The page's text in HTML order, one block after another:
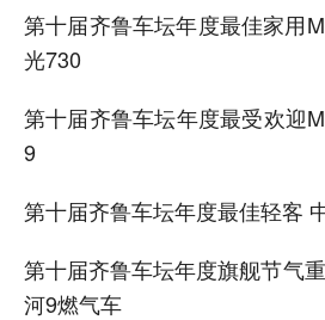
第十届齐鲁车坛年度最佳家用
光730
第十届齐鲁车坛年度最受欢迎
9
第十届齐鲁车坛年度最佳轻客
第十届齐鲁车坛年度旗舰节气
河9燃气车